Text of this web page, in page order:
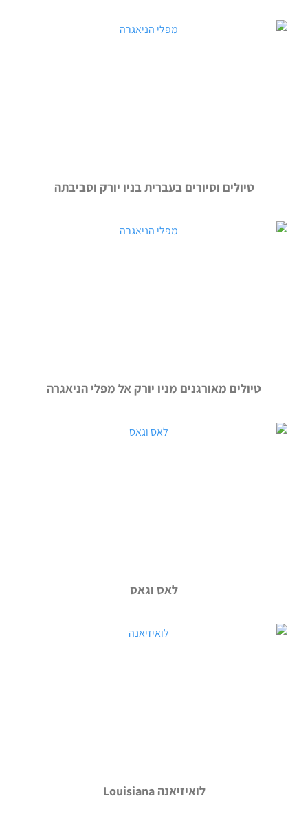
טיולים וסיורים בעברית בניו יורק וסביבתה
טיולים מאורגנים מניו יורק אל מפלי הניאגרה
לאס וגאס
לואיזיאנה Louisiana